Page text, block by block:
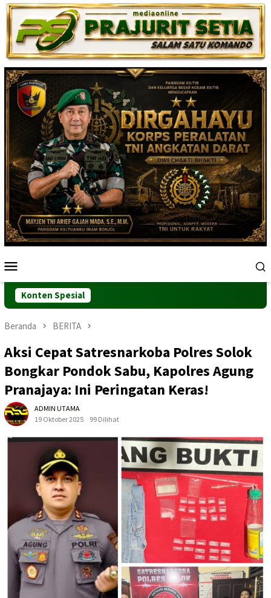
Loncat
ke
konten
Mobile
Konten Spesial
Beranda BERITA
Aksi Cepat Satresnarkoba Polres Solok
Bongkar Pondok Sabu, Kapolres Agung
Pranajaya: Ini Peringatan Keras!
ADMIN UTAMA
19 Oktober 2025
99 Dilihat